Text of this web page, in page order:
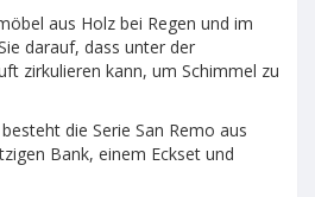
aus Holz bei Regen und im
darauf, dass unter der
zirkulieren kann, um Schimmel zu
die Serie San Remo aus
Bank, einem Eckset und